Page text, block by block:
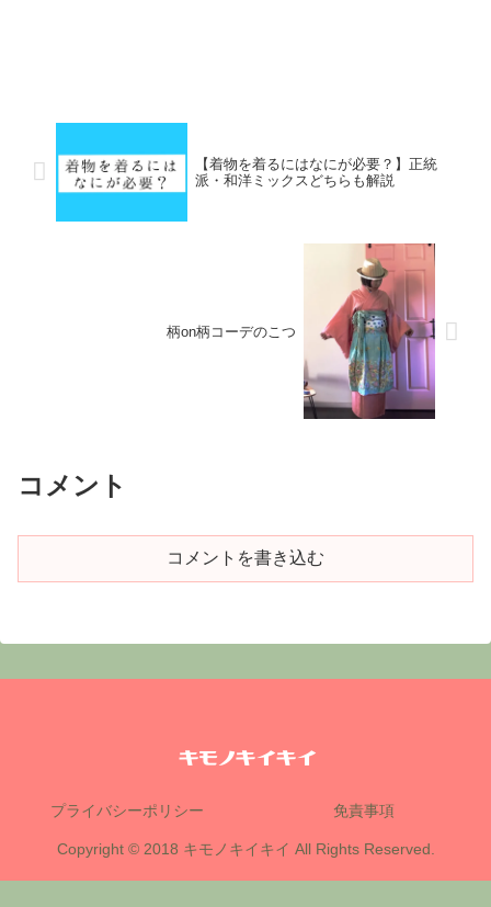
【着物を着るにはなにが必要？】正統
派・和洋ミックスどちらも解説
柄on柄コーデのこつ
コメント
コメントを書き込む
プライバシーポリシー 免責事項
Copyright © 2018 キモノキイキイ All Rights Reserved.